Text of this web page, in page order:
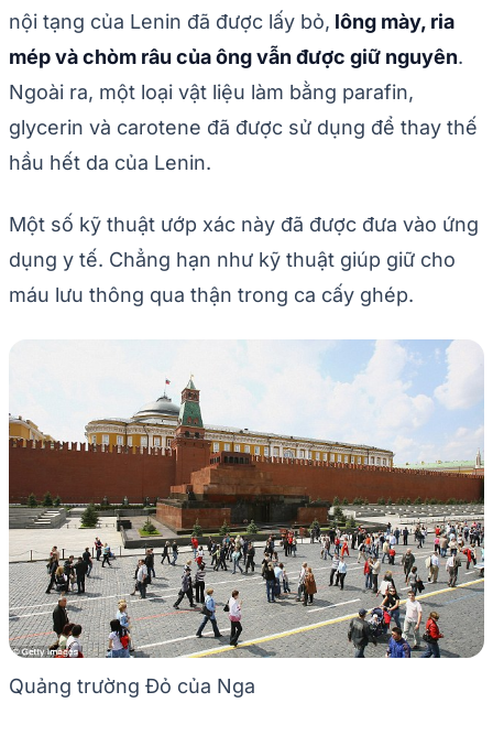
nội tạng của Lenin đã được lấy bỏ, lông mày, ria
mép và chòm râu của ông vẫn được giữ nguyên.
Ngoài ra, một loại vật liệu làm bằng parafin,
glycerin và carotene đã được sử dụng để thay thế
hầu hết da của Lenin.
Một số kỹ thuật ướp xác này đã được đưa vào ứng
dụng y tế. Chẳng hạn như kỹ thuật giúp giữ cho
máu lưu thông qua thận trong ca cấy ghép.
Quảng trường Đỏ của Nga